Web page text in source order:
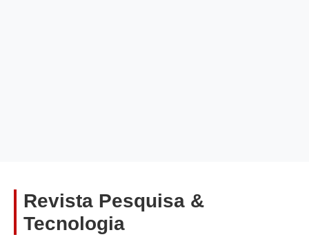
Revista Pesquisa &
Tecnologia